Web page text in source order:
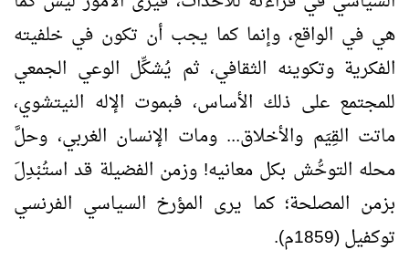
هي في الواقع، وإنما كما يجب أن تكون في خلفيته
الفكرية وتكوينه الثقافي، ثم يُشكِّل الوعي الجمعي
للمجتمع على ذلك الأساس، فبموت الإله النيتشوي،
ماتت القِيَم والأخلاق... ومات الإنسان الغربي، وحلَّ
محله التوحُّش بكل معانيه! وزمن الفضيلة قد استُبْدِلَ
بزمن المصلحة؛ كما يرى المؤرخ السياسي الفرنسي
توكفيل (1859م).